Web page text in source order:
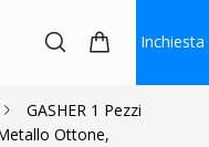
Inchiesta
GASHER 1 Pezzi
Ottone,